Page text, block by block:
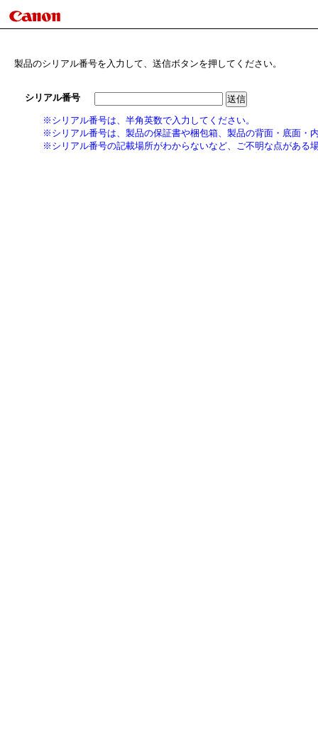
製品のシリアル番号を入力して、送信ボタンを押してください。
シリアル番号
※シリアル番号は、半角英数で入力してください。
※シリアル番号は、製品の保証書や梱包箱、製品の背面・底面・
※シリアル番号の記載場所がわからないなど、ご不明な点がある